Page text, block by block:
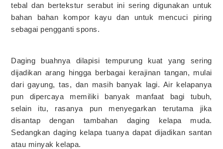
tebal dan bertekstur serabut ini sering digunakan untuk
bahan bahan kompor kayu dan untuk mencuci piring
sebagai pengganti spons.
Daging buahnya dilapisi tempurung kuat yang sering
dijadikan arang hingga berbagai kerajinan tangan, mulai
dari gayung, tas, dan masih banyak lagi. Air kelapanya
pun dipercaya memiliki banyak manfaat bagi tubuh,
selain itu, rasanya pun menyegarkan terutama jika
disantap dengan tambahan daging kelapa muda.
Sedangkan daging kelapa tuanya dapat dijadikan santan
atau minyak kelapa.